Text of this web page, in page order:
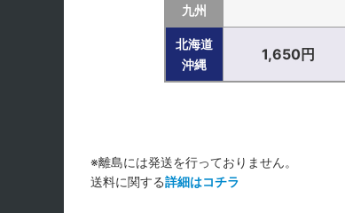
九州
北海道
沖縄
1,650円
※離島には発送を行っておりません。
送料に関する詳細はコチラ